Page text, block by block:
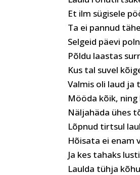
Et ilm sügisele
Ta ei pannud
Selgeid päevi
Põldu laastas
Kus tal suvel
Valmis oli laud ja
Mööda kõik,
Näljahäda ühes
Lõpnud tirtsul
Hõisata ei enam
Ja kes tahaks
Laulda tühja